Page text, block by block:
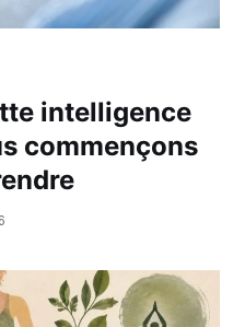
intelligence
commençons